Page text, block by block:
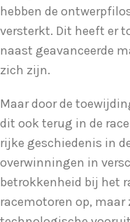
hebben de
versterkt. Dit heeft er
naast geavanceerde
zich zijn.
Maar door de
dit ook terug in de
rijke geschiedenis in
overwinningen in
betrokkenheid bij het
racemotoren op,